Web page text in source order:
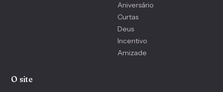
Aniversário
Curtas
Deus
Incentivo
Amizade
O site